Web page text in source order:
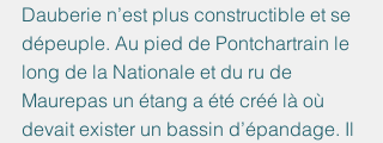
Dauberie n’est plus constructible et se
dépeuple. Au pied de Pontchartrain le
long de la Nationale et du ru de
Maurepas un étang a été créé là où
devait exister un bassin d’épandage. Il